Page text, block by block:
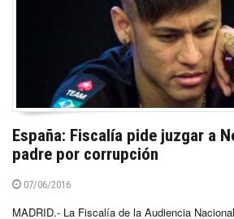
España: Fiscalía pide juzgar a
padre por corrupción
07/06/2016
MADRID.- La Fiscalía de la Audiencia